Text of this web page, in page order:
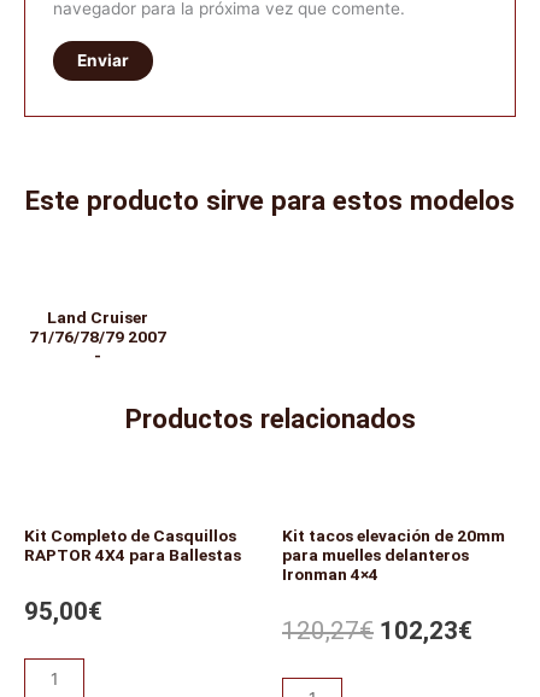
navegador para la próxima vez que comente.
Este producto sirve para estos modelos
Land Cruiser
71/76/78/79 2007
-
Productos relacionados
Kit Completo de Casquillos
RAPTOR 4X4 para Ballestas
95,00€
Kit tacos elevación de 20mm
para muelles delanteros
Ironman 4×4
120,27€ 102,23€